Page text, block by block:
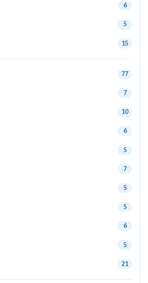
6
5
15
77
7
10
6
5
7
5
5
6
5
21